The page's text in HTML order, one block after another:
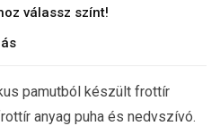
válassz színt!
pamutból készült frottír
anyag puha és nedvszívó.